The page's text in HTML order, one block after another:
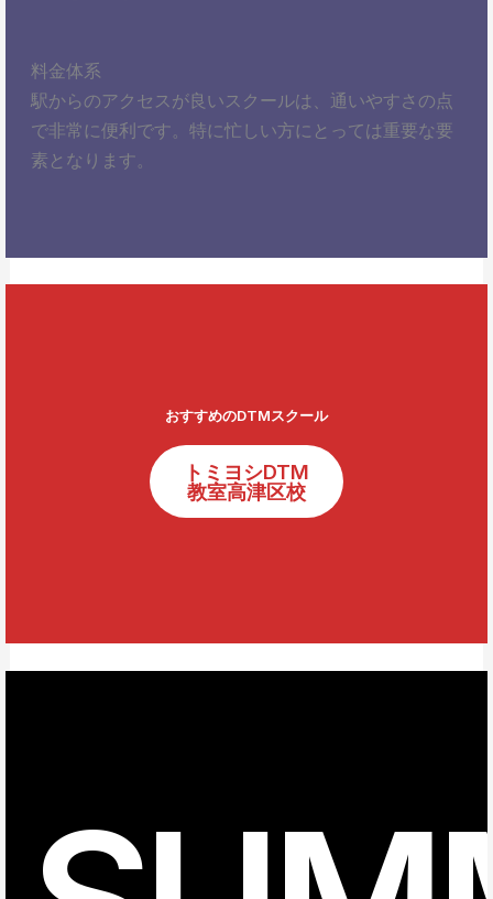
料金体系
駅からのアクセスが良いスクールは、通いやすさの点
で非常に便利です。特に忙しい方にとっては重要な要
素となります。
おすすめのDTMスクール
トミヨシDTM
教室高津区校